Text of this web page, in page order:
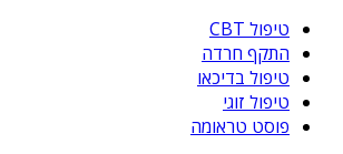
טיפול CBT
התקף חרדה
טיפול בדיכאו
טיפול זוגי
פוסט טראומה